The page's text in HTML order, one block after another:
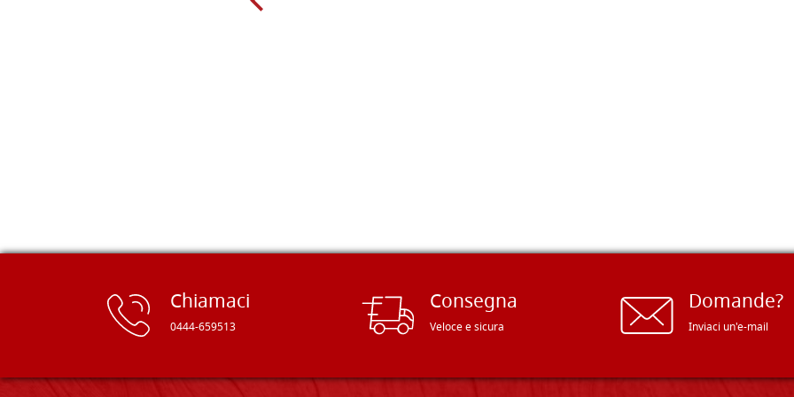
Chiamaci
0444-659513
Consegna
Veloce e sicura
Domande?
Inviaci un'e-mail